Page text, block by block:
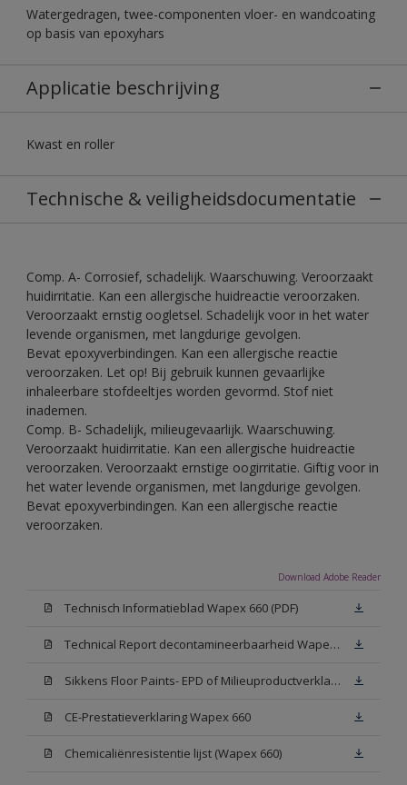
Watergedragen, twee-componenten vloer- en wandcoating
op basis van epoxyhars
Applicatie beschrijving
Kwast en roller
Technische & veiligheidsdocumentatie
Comp. A- Corrosief, schadelijk. Waarschuwing. Veroorzaakt
huidirritatie. Kan een allergische huidreactie veroorzaken.
Veroorzaakt ernstig oogletsel. Schadelijk voor in het water
levende organismen, met langdurige gevolgen.
Bevat epoxyverbindingen. Kan een allergische reactie
veroorzaken. Let op! Bij gebruik kunnen gevaarlijke
inhaleerbare stofdeeltjes worden gevormd. Stof niet
inademen.
Comp. B- Schadelijk, milieugevaarlijk. Waarschuwing.
Veroorzaakt huidirritatie. Kan een allergische huidreactie
veroorzaken. Veroorzaakt ernstige oogirritatie. Giftig voor in
het water levende organismen, met langdurige gevolgen.
Bevat epoxyverbindingen. Kan een allergische reactie
veroorzaken.
Download Adobe Reader
Technisch Informatieblad Wapex 660 (PDF)
Technical Report decontamineerbaarheid Wapex 660
Sikkens Floor Paints- EPD of Milieuproductverklaring
CE-Prestatieverklaring Wapex 660
Chemicaliënresistentie lijst (Wapex 660)